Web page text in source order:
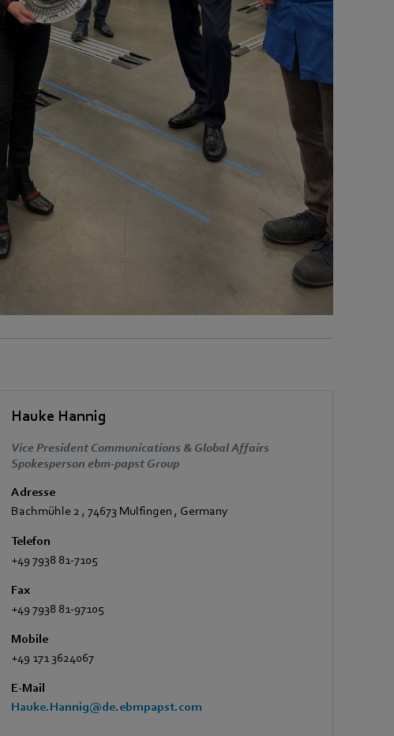
Hauke Hannig
Vice President Communications & Global Affairs
Spokesperson ebm-papst Group
Adresse
Bachmühle 2 , 74673 Mulfingen , Germany
Telefon
+49 7938 81-7105
Fax
+49 7938 81-97105
Mobile
+49 171 3624067
E-Mail
Hauke.Hannig@de.ebmpapst.com